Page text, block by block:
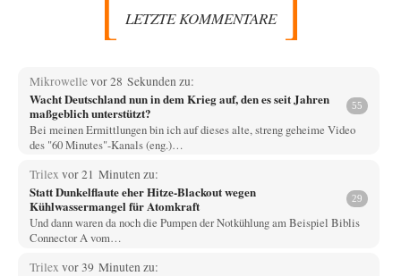
LETZTE KOMMENTARE
Mikrowellevor 28 Sekunden zu:
Wacht Deutschland nun in dem Krieg auf, den es seit Jahren
maßgeblich unterstützt?
55
Bei meinen Ermittlungen bin ich auf dieses alte, streng geheime Video
des "60 Minutes"-Kanals (eng.)…
Trilex vor 21 Minuten zu:
Statt Dunkelflaute eher Hitze-Blackout wegen
Kühlwassermangel für Atomkraft
29
Und dann waren da noch die Pumpen der Notkühlung am Beispiel Biblis
Connector A vom…
Trilex vor 39 Minuten zu: